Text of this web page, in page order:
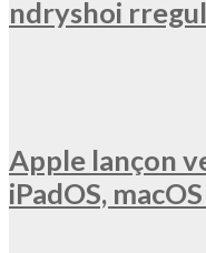
ndryshoi
Apple lançon
iPadOS,